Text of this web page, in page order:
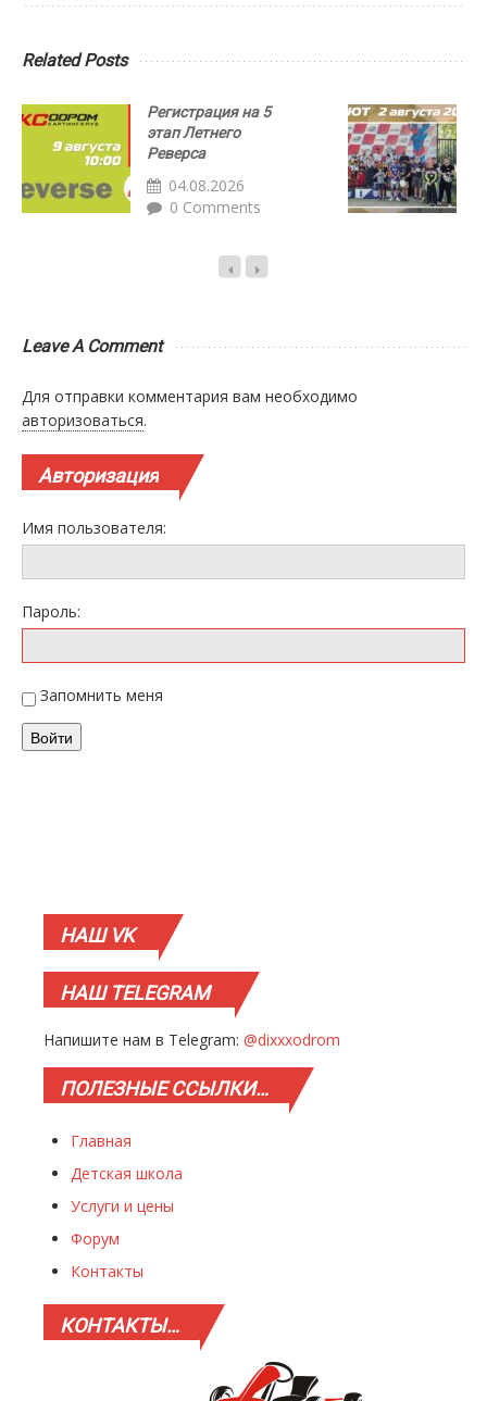
Related Posts
Регистрация на 5
этап Летнего
Реверса
04.08.2026
0 Comments
Leave A Comment
Для отправки комментария вам необходимо
авторизоваться.
Авторизация
Имя пользователя:
Пароль:
Запомнить меня
Войти
НАШVK
НАШTELEGRAM
Напишите нам в Telegram: @dixxxodrom
ПОЛЕЗНЫЕССЫЛКИ…
Главная
Детская школа
Услуги и цены
Форум
Контакты
КОНТАКТЫ…